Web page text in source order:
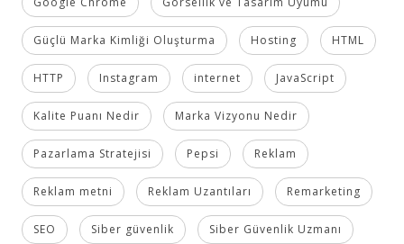
Güçlü Marka Kimliği Oluşturma Hosting HTML
HTTP Instagram internet JavaScript
Kalite Puanı Nedir Marka Vizyonu Nedir
Pazarlama Stratejisi Pepsi Reklam
Reklam metni Reklam Uzantıları Remarketing
SEO Siber güvenlik Siber Güvenlik Uzmanı